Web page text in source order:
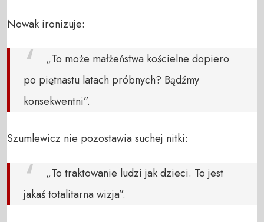
Nowak ironizuje:
„To może małżeństwa kościelne dopiero
po piętnastu latach próbnych? Bądźmy
konsekwentni”.
Szumlewicz nie pozostawia suchej nitki:
„To traktowanie ludzi jak dzieci. To jest
jakaś totalitarna wizja”.